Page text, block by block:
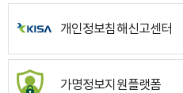
개인정보침해신고센터
가명정보지원플랫폼